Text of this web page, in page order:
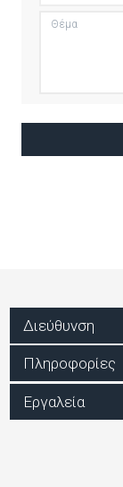
Διεύθυνση
Πληροφορίες
Εργαλεία